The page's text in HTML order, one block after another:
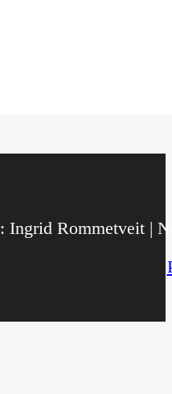
Ingrid Rommetveit |